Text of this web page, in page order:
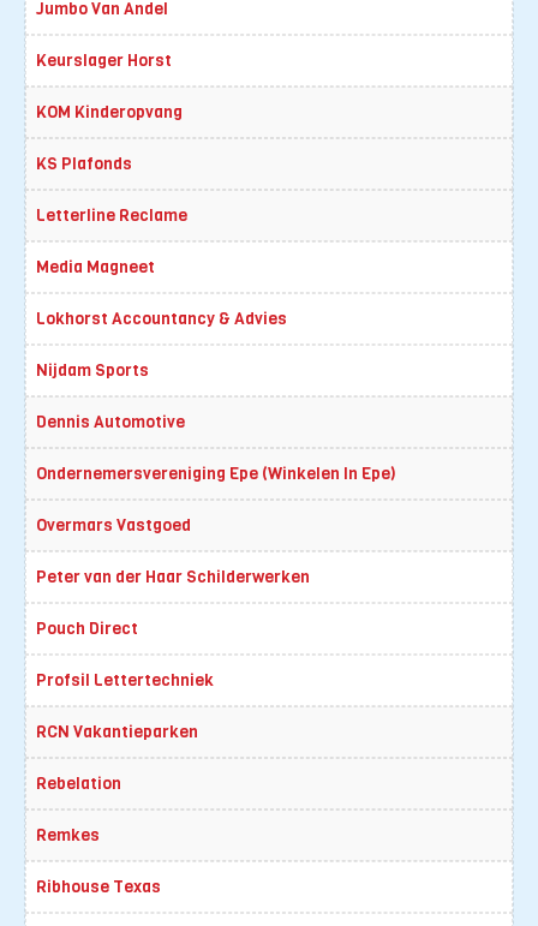
Jumbo Van Andel
Keurslager Horst
KOM Kinderopvang
KS Plafonds
Letterline Reclame
Media Magneet
Lokhorst Accountancy & Advies
Nijdam Sports
Dennis Automotive
Ondernemersvereniging Epe (Winkelen In Epe)
Overmars Vastgoed
Peter van der Haar Schilderwerken
Pouch Direct
Profsil Lettertechniek
RCN Vakantieparken
Rebelation
Remkes
Ribhouse Texas